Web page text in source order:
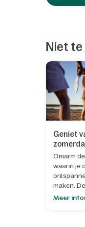
Niet te
Geniet
Omarm
waarin je
maken.
Meer